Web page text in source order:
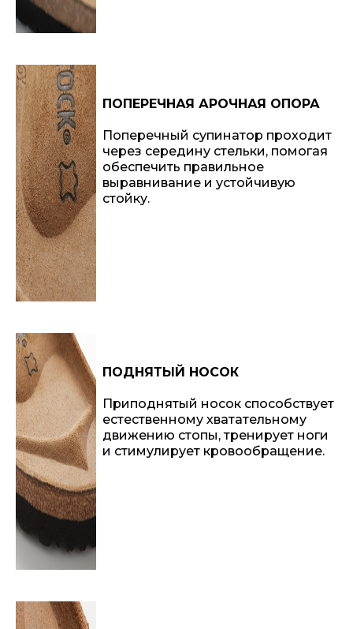
ПОПЕРЕЧНАЯ АРОЧНАЯ ОПОРА
Поперечный супинатор проходит
через середину стельки, помогая
обеспечить правильное
выравнивание и устойчивую
стойку.
ПОДНЯТЫЙ НОСОК
Приподнятый носок способствует
естественному хватательному
движению стопы, тренирует ноги
и стимулирует кровообращение.